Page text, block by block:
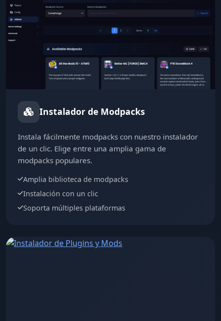
Instalador de Modpacks
Instala fácilmente modpacks con nuestro instalador
de un clic. Elige entre una amplia gama de
modpacks populares.
Amplia biblioteca de modpacks
Instalación con un clic
Soporta múltiples plataformas